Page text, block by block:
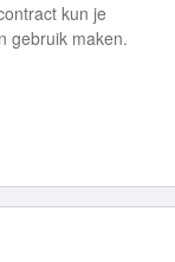
kun je
gebruik maken.